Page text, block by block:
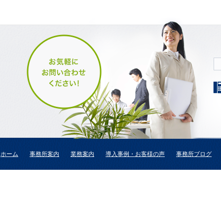
ホーム 事務所案内 業務案内 導入事例・お客様の声 事務所ブログ